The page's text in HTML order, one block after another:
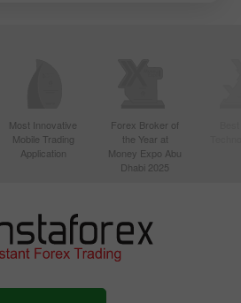
Most Innovative
Mobile Trading
Application
Forex Broker of
the Year at
Money Expo Abu
Dhabi 2025